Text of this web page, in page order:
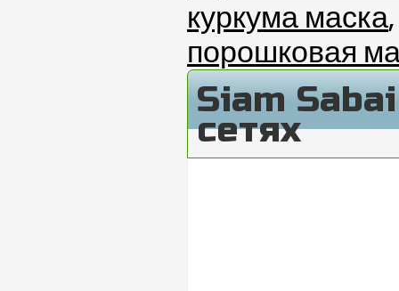
куркума маска
порошковая
Siam
сетях